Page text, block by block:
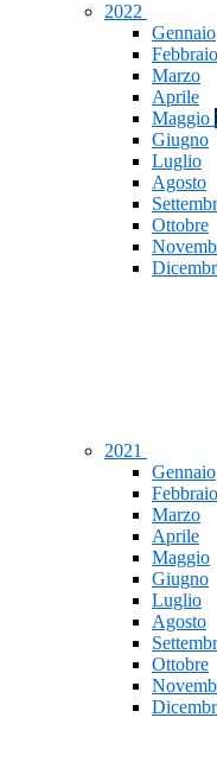
2022
Gennaio
Febbraio
Marzo
Aprile
Maggio
Giugno
Luglio
Agosto
Ottobre
2021
Gennaio
Febbraio
Marzo
Aprile
Maggio
Giugno
Luglio
Agosto
Ottobre